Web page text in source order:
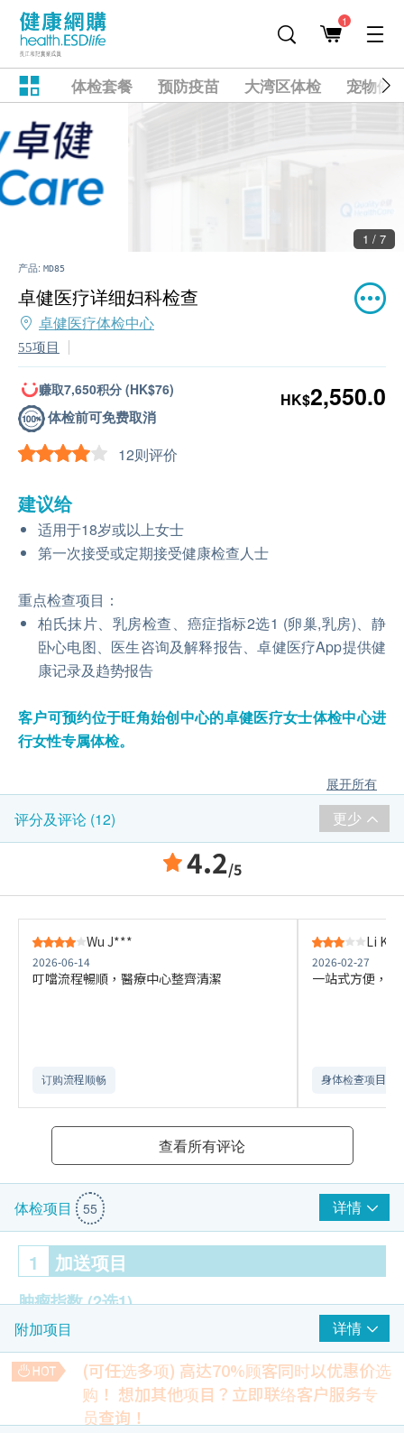
1
体检套餐 预防疫苗 大湾区体检 宠物健
2 / 7
产品: MD85
卓健医疗详细妇科检查
卓健医疗体检中心
55项目
赚取7,650积分 (HK$76)
体检前可免费取消
12则评价
HK$2,550.0
建议给
适用于18岁或以上女士
第一次接受或定期接受健康检查人士
重点检查项目：
柏氏抹片、乳房检查、癌症指标2选1 (卵巢,乳房)、静
卧心电图、医生咨询及解释报告、卓健医疗App提供健
康记录及趋势报告
客户可预约位于旺角始创中心的卓健医疗⼥⼠体检中⼼进
行女性专属体检。
展开所有
评分及评论 (12) 更少
4.2/5
Wu J***
2026-06-14
叮噹流程暢順，醫療中心整齊清潔
订购流程顺畅
Li
2026-02-27
一站式方便，
身体检查项目全
查看所有评论
体检项目 55 详情
1 加送项目
肿瘤指数(2选1)
癌抗原125 (卵巢)
癌抗原15.3 (乳房)
重点项目
附加项目 详情
(可任选多项) 高达70%顾客同时以优惠价选
购！ 想加其他项目？立即联络客户服务专
员查询！